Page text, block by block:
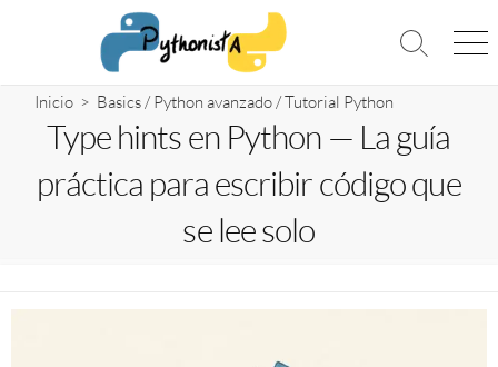
Alternar
Inicio > Basics/Python avanzado/Tutorial Python
Type hints en Python — La guía
práctica para escribir código que
se lee solo